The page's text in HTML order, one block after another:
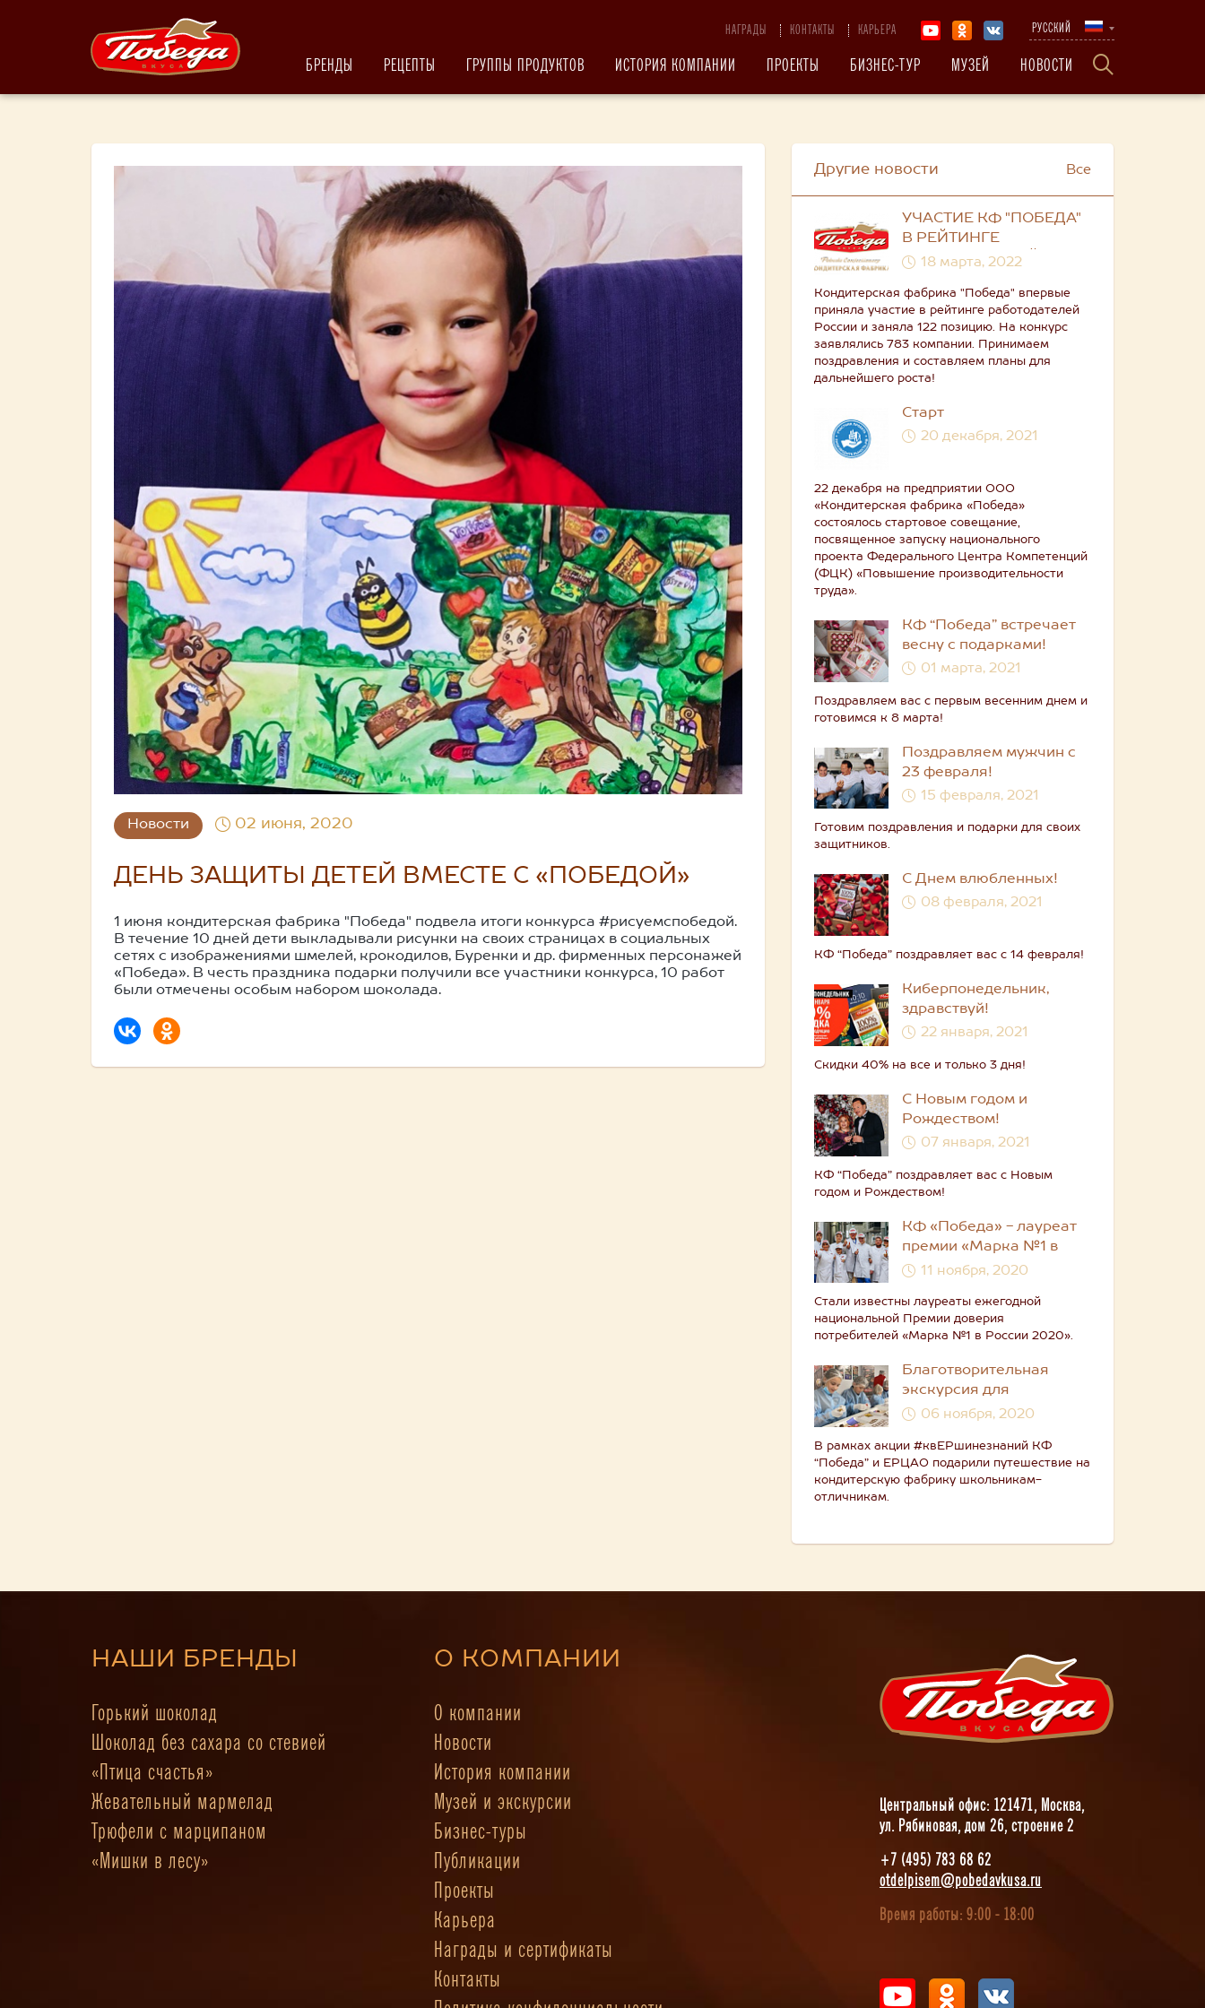
НАГРАДЫ КОНТАКТЫ КАРЬЕРА РУССКИЙ
БРЕНДЫ РЕЦЕПТЫ ГРУППЫ ПРОДУКТОВ ИСТОРИЯ КОМПАНИИ ПРОЕКТЫ БИЗНЕС-ТУР МУЗЕЙ НОВОСТИ
Новости 02 июня, 2020
ДЕНЬ ЗАЩИТЫ ДЕТЕЙ ВМЕСТЕ С «ПОБЕДОЙ»
1 июня кондитерская фабрика "Победа" подвела итоги конкурса #рисуемспобедой.
В течение 10 дней дети выкладывали рисунки на своих страницах в социальных
сетях с изображениями шмелей, крокодилов, Буренки и др. фирменных персонажей
«Победа». В честь праздника подарки получили все участники конкурса, 10 работ
были отмечены особым набором шоколада.
Другие новости Все
УЧАСТИЕ КФ "ПОБЕДА"
В РЕЙТИНГЕ
РАБОТОДАТЕЛЕЙ
18 марта, 2022
Кондитерская фабрика "Победа" впервые
приняла участие в рейтинге работодателей
России и заняла 122 позицию. На конкурс
заявлялись 783 компании. Принимаем
поздравления и составляем планы для
дальнейшего роста!
Старт
20 декабря, 2021
22 декабря на предприятии ООО
«Кондитерская фабрика «Победа»
состоялось стартовое совещание,
посвященное запуску национального
проекта Федерального Центра Компетенций
(ФЦК) «Повышение производительности
труда».
КФ “Победа” встречает
весну с подарками!
01 марта, 2021
Поздравляем вас с первым весенним днем и
готовимся к 8 марта!
Поздравляем мужчин с
23 февраля!
15 февраля, 2021
Готовим поздравления и подарки для своих
защитников.
С Днем влюбленных!
08 февраля, 2021
КФ “Победа” поздравляет вас с 14 февраля!
Киберпонедельник,
здравствуй!
22 января, 2021
Скидки 40% на все и только 3 дня!
С Новым годом и
Рождеством!
07 января, 2021
КФ “Победа” поздравляет вас с Новым
годом и Рождеством!
КФ «Победа» - лауреат
премии «Марка №1 в
России»
11 ноября, 2020
Стали известны лауреаты ежегодной
национальной Премии доверия
потребителей «Марка №1 в России 2020».
Благотворительная
экскурсия для
школьников от КФ
06 ноября, 2020
В рамках акции #квЕРшинезнаний КФ
“Победа” и ЕРЦАО подарили путешествие на
кондитерскую фабрику школьникам-
отличникам.
НАШИ БРЕНДЫ
Горький шоколад
Шоколад без сахара со стевией
«Птица счастья»
Жевательный мармелад
Трюфели с марципаном
«Мишки в лесу»
О КОМПАНИИ
О компании
Новости
История компании
Музей и экскурсии
Бизнес-туры
Публикации
Проекты
Карьера
Награды и сертификаты
Контакты
Центральный офис: 121471, Москва,
ул. Рябиновая, дом 26, строение 2
+7 (495) 783 68 62
otdelpisem@pobedavkusa.ru
Время работы: 9:00 - 18:00